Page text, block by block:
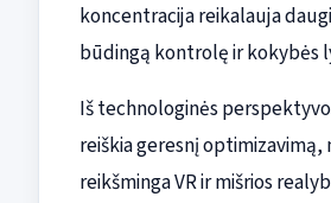
koncentracija reikalauja
būdingą kontrolę ir kokybės
Iš technologinės
reiškia geresnį optimizavimą,
reikšminga VR ir mišrios